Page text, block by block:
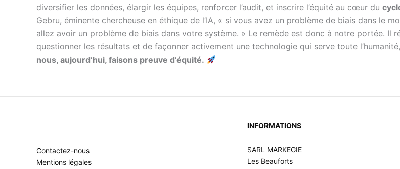
diversifier les données, élargir les équipes, renforcer l’audit, et inscrire l’équité au cœur du
Gebru, éminente chercheuse en éthique de l’IA, « si vous avez un problème de biais dans le
allez avoir un problème de biais dans votre système. » Le remède est donc à notre portée. Il
questionner les résultats et de façonner activement une technologie qui serve toute
nous, aujourd’hui, faisons preuve d’équité.
Contactez-nous
Mentions légales
INFORMATIONS
SARL MARKEGIE
Les Beauforts